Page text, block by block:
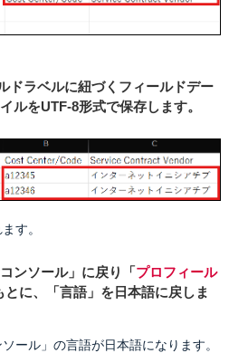
ドラベルに紐づくフィールドデー
ルをUTF-8形式で保存します。
す。
ンソール」に戻り「プロフィール
とに、「言語」を日本語に戻しま
ール」の言語が日本語になります。